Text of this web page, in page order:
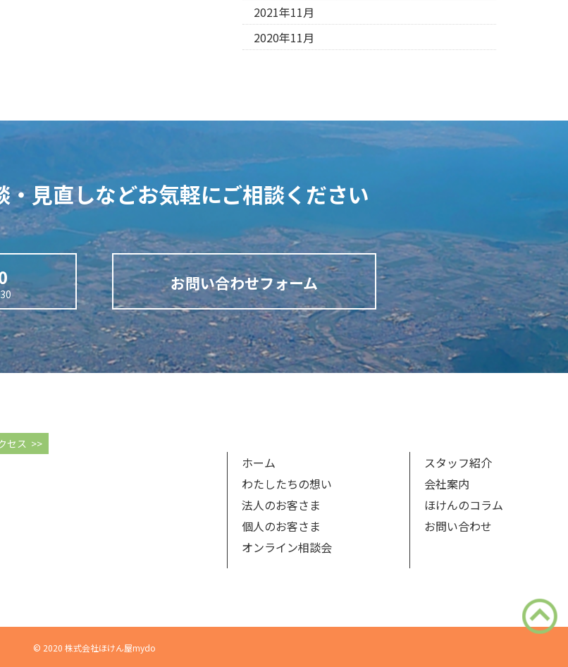
2021年11月
2020年11月
・見直しなどお気軽にご相談ください
お問い合わせフォーム
セス >>
ホーム
わたしたちの想い
法人のお客さま
個人のお客さま
オンライン相談会
スタッフ紹介
会社案内
ほけんのコラム
お問い合わせ
© 2020 株式会社ほけん屋mydo